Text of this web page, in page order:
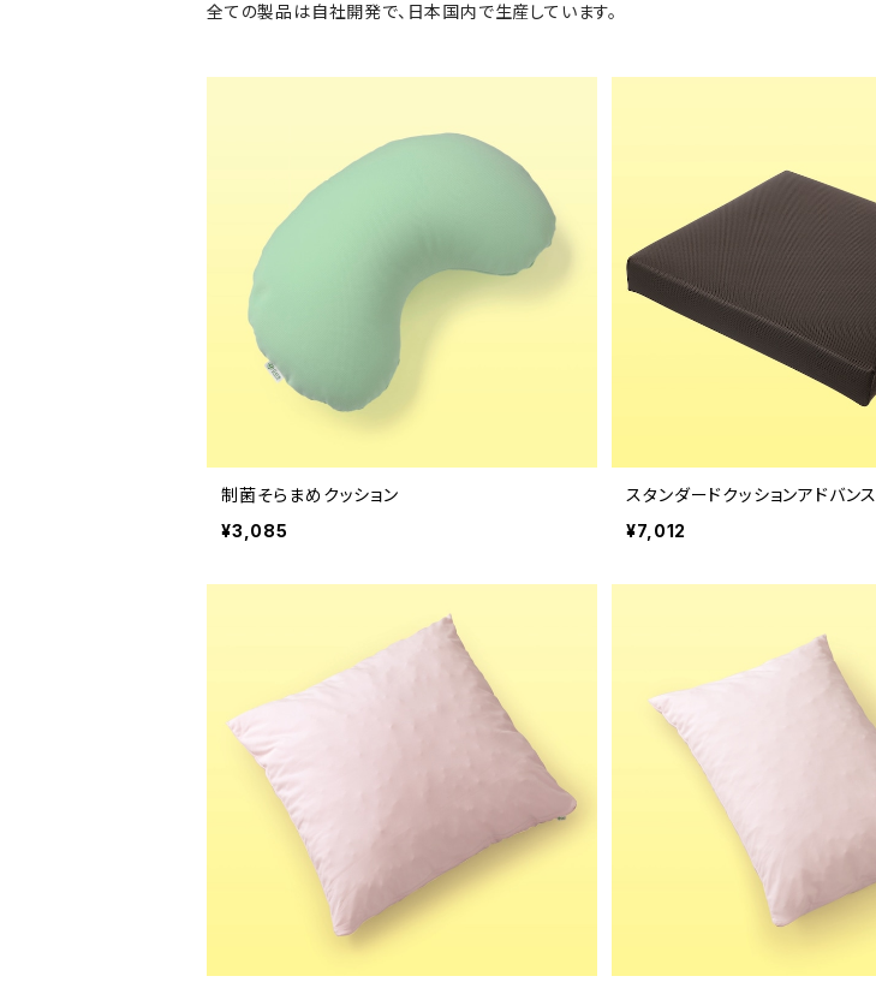
全ての製品は自社開発で、日本国内で生産しています。
制菌そらまめクッション
¥3,085
スタンダードクッションアドバンス
¥7,012